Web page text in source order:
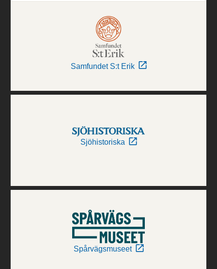
Samfundet S:t Erik
Sjöhistoriska
Spårvägsmuseet